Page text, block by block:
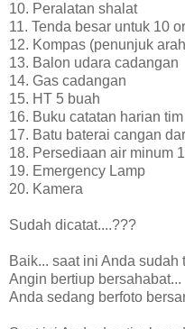
10. Peralatan shalat
11. Tenda besar untuk 10
12. Kompas (penunjuk
13. Balon udara cadangan
14. Gas cadangan
15. HT 5 buah
16. Buku catatan harian
17. Batu baterai cangan
18. Persediaan air minum
19. Emergency Lamp
20. Kamera
Sudah dicatat....???
Baik... saat ini Anda sudah
Angin bertiup bersahabat...
Anda sedang berfoto